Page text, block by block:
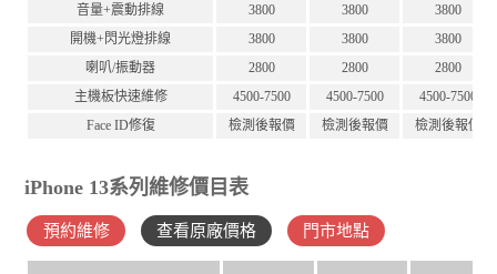
音量+震動排線
3800 3800
3800
開機+閃光燈排線
3800 3800
3800
喇叭/振動器
2800 2800
2800
主機板快速維修
4500-7500 4500-7500
4500-7500
Face ID修復
檢測後報價 檢測後報價 檢測後報價
iPhone 13系列維修價目表
預約維修 查看原廠價格 門市地點